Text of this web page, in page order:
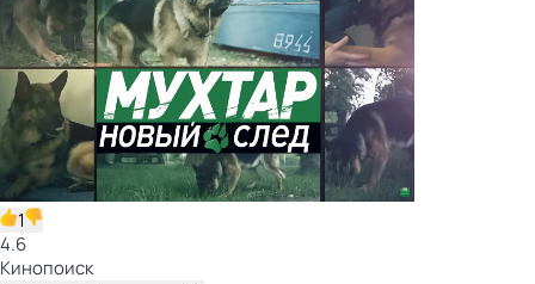
1
4.6
Кинопоиск